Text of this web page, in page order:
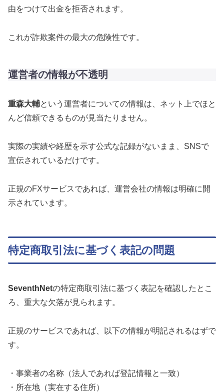
由をつけて出金を拒否されます。
これが詐欺案件の最大の危険性です。
運営者の情報が不透明
重森大輔という運営者についての情報は、ネット上でほと
んど信頼できるものが見当たりません。
実際の実績や経歴を示す公式な記録がないまま、SNSで
宣伝されているだけです。
正規のFXサービスであれば、運営会社の情報は明確に開
示されています。
特定商取引法に基づく表記の問題
SeventhNetの特定商取引法に基づく表記を確認したとこ
ろ、重大な欠落が見られます。
正規のサービスであれば、以下の情報が明記されるはずで
す。
・事業者の名称（法人であれば登記情報と一致）
・所在地（実在する住所）